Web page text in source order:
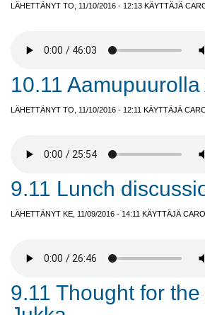
LÄHETTÄNYT TO, 11/10/2016 - 12:13 KÄYTTÄJÄ
10.11
LÄHETTÄNYT TO, 11/10/2016 - 12:11 KÄYTTÄJÄ
9.11 Lunch
LÄHETTÄNYT KE, 11/09/2016 - 14:11 KÄYTTÄJÄ
9.11 Thought for